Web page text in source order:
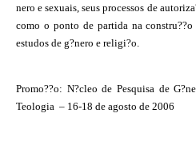
nero e sexuais, seus processos de
como o ponto de partida na
estudos de g?nero e religi?o.
Promo??o: N?cleo de Pesquisa de
Teologia – 16-18 de agosto de 2006